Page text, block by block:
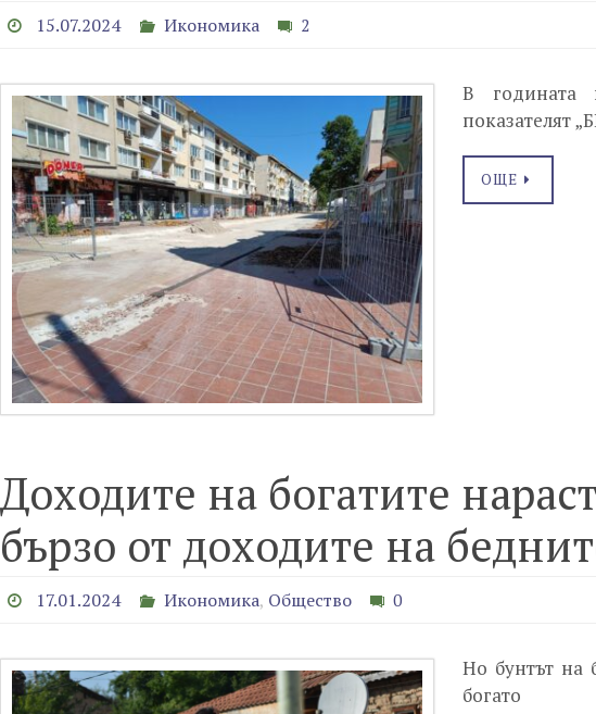
15.07.2024 Икономика 2
В годината
показателят
ОЩЕ
Доходите на богатите
бързо от доходите на
17.01.2024 Икономика, Общество 0
Но бунтът на
богато